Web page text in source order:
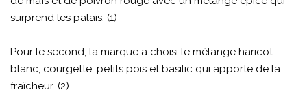
surprend les palais. (1)
Pour le second, la marque a choisi le mélange haricot
blanc, courgette, petits pois et basilic qui apporte de la
fraîcheur. (2)